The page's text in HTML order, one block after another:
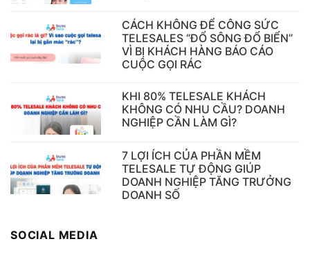
CÁCH KHÔNG ĐỂ CÔNG SỨC
TELESALES “ĐỔ SÔNG ĐỔ BIỂN”
VÌ BỊ KHÁCH HÀNG BÁO CÁO
CUỘC GỌI RÁC
KHI 80% TELESALE KHÁCH
KHÔNG CÓ NHU CẦU? DOANH
NGHIỆP CẦN LÀM GÌ?
7 LỢI ÍCH CỦA PHẦN MỀM
TELESALE TỰ ĐỘNG GIÚP
DOANH NGHIỆP TĂNG TRƯỞNG
DOANH SỐ
SOCIAL MEDIA